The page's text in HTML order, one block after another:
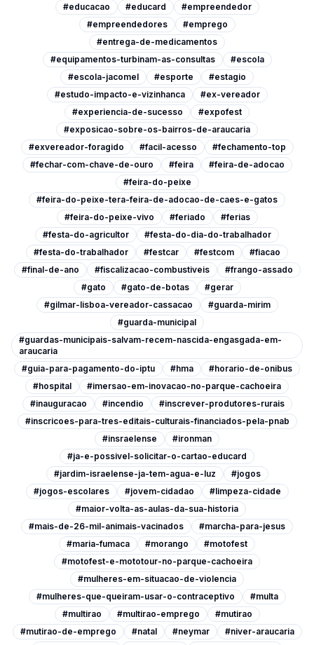
#educacao
#educard
#empreendedor
#empreendedores
#emprego
#entrega-de-medicamentos
#equipamentos-turbinam-as-consultas
#escola
#escola-jacomel
#esporte
#estagio
#estudo-impacto-e-vizinhanca
#ex-vereador
#experiencia-de-sucesso
#expofest
#exposicao-sobre-os-bairros-de-araucaria
#exvereador-foragido
#facil-acesso
#fechamento-top
#fechar-com-chave-de-ouro
#feira
#feira-de-adocao
#feira-do-peixe
#feira-do-peixe-tera-feira-de-adocao-de-caes-e-gatos
#feira-do-peixe-vivo
#feriado
#ferias
#festa-do-agricultor
#festa-do-dia-do-trabalhador
#festa-do-trabalhador
#festcar #festcom
#fiacao
#final-de-ano
#fiscalizacao-combustiveis
#frango-assado
#gato
#gato-de-botas
#gerar
#gilmar-lisboa-vereador-cassacao
#guarda-mirim
#guarda-municipal
#guardas-municipais-salvam-recem-nascida-engasgada-em-
araucaria
#guia-para-pagamento-do-iptu
#hma
#horario-de-onibus
#hospital
#imersao-em-inovacao-no-parque-cachoeira
#inauguracao
#incendio
#inscrever-produtores-rurais
#inscricoes-para-tres-editais-culturais-financiados-pela-pnab
#insraelense
#ironman
#ja-e-possivel-solicitar-o-cartao-educard
#jardim-israelense-ja-tem-agua-e-luz
#jogos
#jogos-escolares
#jovem-cidadao
#limpeza-cidade
#maior-volta-as-aulas-da-sua-historia
#mais-de-26-mil-animais-vacinados
#marcha-para-jesus
#maria-fumaca
#morango
#motofest
#motofest-e-mototour-no-parque-cachoeira
#mulheres-em-situacao-de-violencia
#mulheres-que-queiram-usar-o-contraceptivo
#multa
#multirao
#multirao-emprego
#mutirao
#mutirao-de-emprego
#natal #neymar
#niver-araucaria